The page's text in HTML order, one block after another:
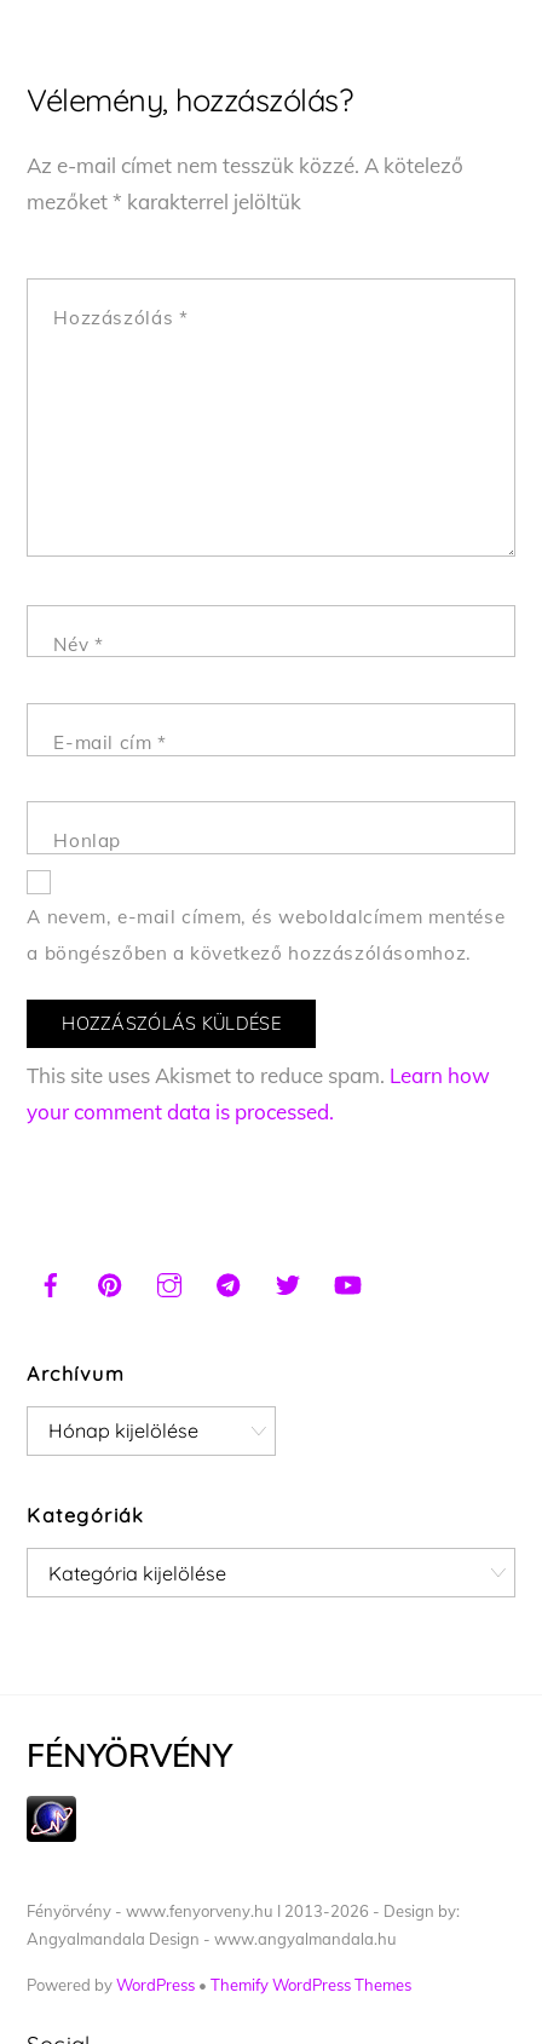
Vélemény, hozzászólás?
Az e-mail címet nem tesszük közzé. A kötelező
mezőket* karakterrel jelöltük
Hozzászólás *
Név *
E-mail cím*
Honlap
A nevem, e-mail címem, és weboldalcímem mentése
a böngészőben a következő hozzászólásomhoz.
This site uses Akismet to reduce spam. Learn how
your comment data is processed.
Archívum
Archívum
Kategóriák
Kategóriák
FÉNYÖRVÉNY
Fényörvény - www.fenyorveny.hu I 2013-2026 - Design by:
Angyalmandala Design - www.angyalmandala.hu
Powered byWordPress •Themify WordPress Themes